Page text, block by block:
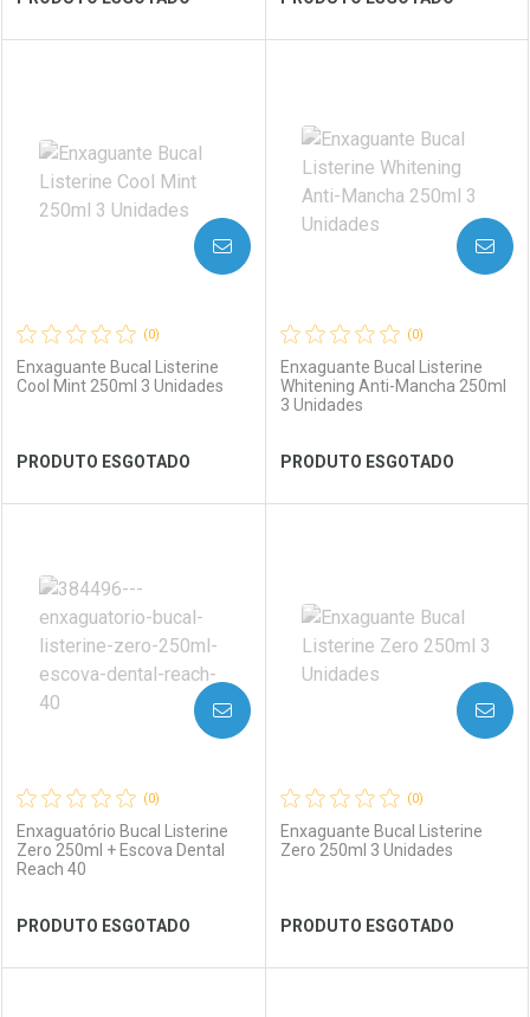
Laboratório
Ver Desconto Convênio
Por Menos Laboratório
Ver Desconto Convênio
Por Menos
(0)
Enxaguante Bucal Listerine
Cool Mint 250ml 3 Unidades
PRODUTO ESGOTADO
AVISE-ME
Laboratório
Ver Desconto Convênio
Por Menos
(0)
Enxaguante Bucal Listerine
Whitening Anti-Mancha 250ml
3 Unidades
PRODUTO ESGOTADO
AVISE-ME
Laboratório
Ver Desconto Convênio
Por Menos
(0)
Enxaguatório Bucal Listerine
Zero 250ml + Escova Dental
Reach 40
PRODUTO ESGOTADO
AVISE-ME
(0)
Enxaguante Bucal Listerine
Zero 250ml 3 Unidades
PRODUTO ESGOTADO
AVISE-ME